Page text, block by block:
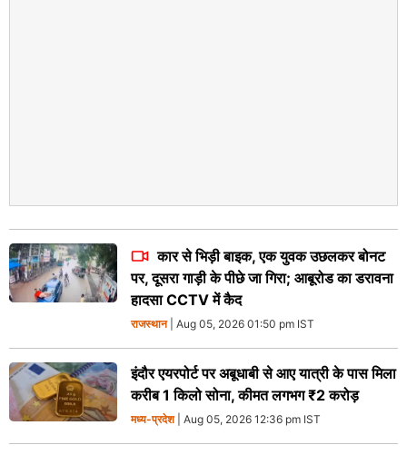
कार से भिड़ी बाइक, एक युवक उछलकर बोनट
पर, दूसरा गाड़ी के पीछे जा गिरा; आबूरोड का डरावना
हादसा CCTV में कैद
राजस्थान| Aug 05, 2026 01:50 pm IST
इंदौर एयरपोर्ट पर अबूधाबी से आए यात्री के पास मिला
करीब 1 किलो सोना, कीमत लगभग ₹2 करोड़
मध्य-प्रदेश| Aug 05, 2026 12:36 pm IST